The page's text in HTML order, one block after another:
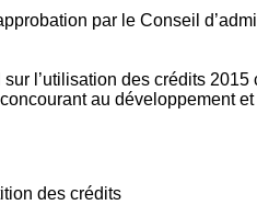
par le Conseil
l’utilisation des crédits
au développement
des crédits